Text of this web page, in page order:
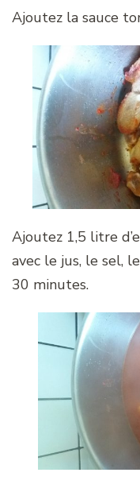
Ajoutez la sauce
Ajoutez 1,5 litre
avec le jus, le sel,
30 minutes.